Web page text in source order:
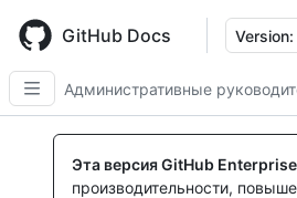
main
content
GitHub Docs Version:
Административные
Эта версия GitHub
производительности,